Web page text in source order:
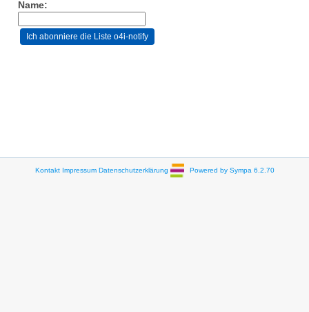
Name:
Kontakt Impressum Datenschutzerklärung Powered by Sympa 6.2.70